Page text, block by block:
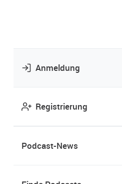
Anmeldung
Registrierung
Podcast-News